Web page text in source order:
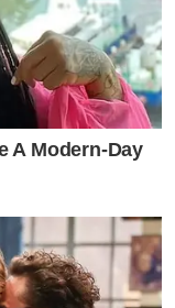
A Modern-Day